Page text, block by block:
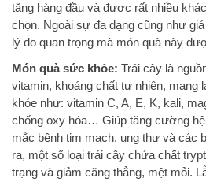
tặng hàng đầu và được rất nhiều
chọn. Ngoài sự đa dạng cũng như
lý do quan trọng mà món quà này
Món quà sức khỏe: Trái cây là
vitamin, khoáng chất tự nhiên, mang
khỏe như: vitamin C, A, E, K, kali,
chống oxy hóa… Giúp tăng cường
mắc bệnh tim mạch, ung thư và các
ra, một số loại trái cây chứa chất
trạng và giảm căng thẳng, mệt mỏi.